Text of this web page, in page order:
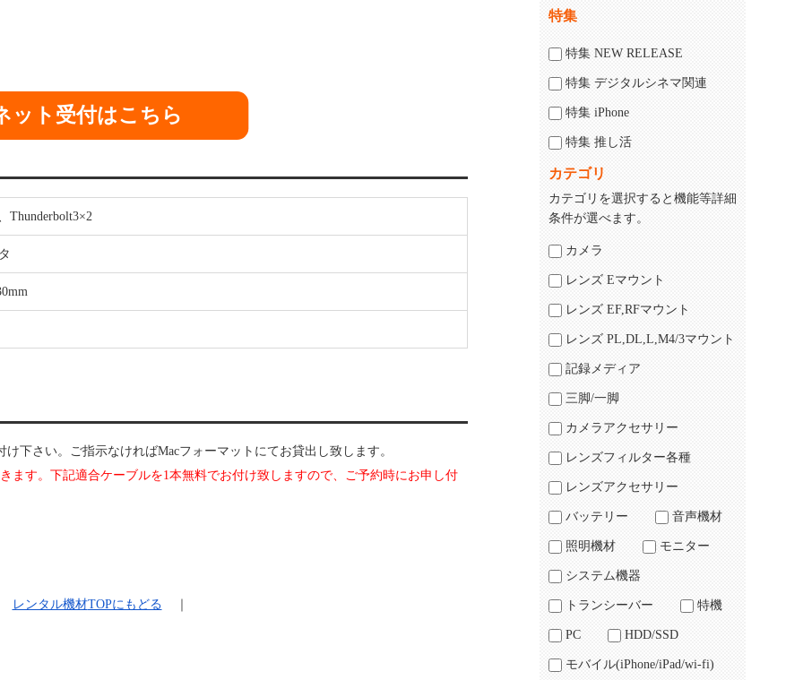
ット受付はこちら
Thunderbolt3×2
下さい。ご指示なければMacフォーマットにてお貸出し致します。
ます。下記適合ケーブルを1本無料でお付け致しますので、ご予約時にお申し付
レンタル機材TOPにもどる
特集
特集 NEW RELEASE
特集 デジタルシネマ関連
特集 iPhone
特集 推し活
カテゴリ
カテゴリを選択すると機能等詳細
条件が選べます。
カメラ
レンズ Eマウント
レンズ EF,RFマウント
レンズ PL,DL,L,M4/3マウント
記録メディア
三脚/一脚
カメラアクセサリー
レンズフィルター各種
レンズアクセサリー
バッテリー 音声機材
照明機材 モニター
システム機器
トランシーバー 特機
PC HDD/SSD
モバイル(iPhone/iPad/wi-fi)